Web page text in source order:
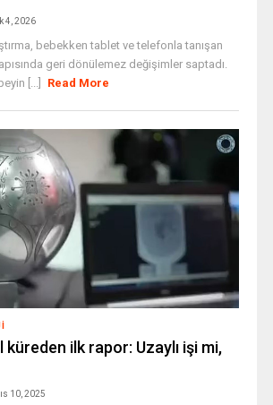
4, 2026
bebekken tablet ve telefonla tanışan
geri dönülemez değişimler saptadı.
[...]
Read More
küreden ilk rapor: Uzaylı işi mi,
10, 2025